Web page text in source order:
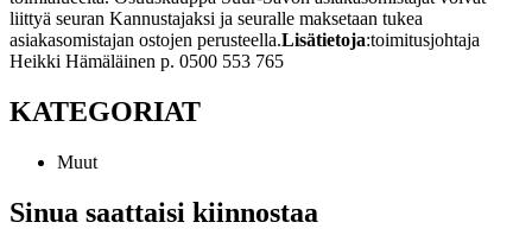
liittyä seuran Kannustajaksi ja seuralle maksetaan tukea
asiakasomistajan ostojen perusteella.Lisätietoja:toimitusjohtaja
Heikki Hämäläinen p. 0500 553 765
KATEGORIAT
Muut
Sinua saattaisi kiinnostaa